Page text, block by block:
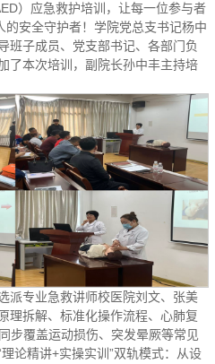
）应急救护培训，让每一位参与者
的安全守护者！学院党总支书记杨中
班子成员、党支部书记、各部门负
了本次培训，副院长孙中丰主持培
派专业急救讲师校医院刘文、张美
理拆解、标准化操作流程、心肺复
步覆盖运动损伤、突发晕厥等常见
论精讲+实操实训”双轨模式：从设